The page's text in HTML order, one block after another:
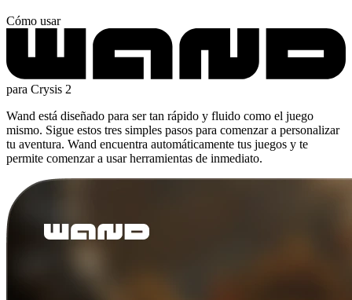
Cómo usar
para Crysis 2
Wand está diseñado para ser tan rápido y fluido como el juego
mismo. Sigue estos tres simples pasos para comenzar a personalizar
tu aventura. Wand encuentra automáticamente tus juegos y te
permite comenzar a usar herramientas de inmediato.